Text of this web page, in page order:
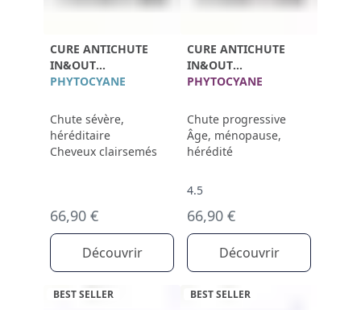
CURE ANTICHUTE
IN&OUT
PROGRESSIVE HOMME
PHYTOCYANE
Chute sévère,
héréditaire
Cheveux clairsemés
66,90 €
Découvrir
CURE ANTICHUTE
IN&OUT
PROGRESSIVE FEMME
PHYTOCYANE
Chute progressive
Âge, ménopause,
hérédité
4.5
66,90 €
Découvrir
BEST SELLER BEST SELLER